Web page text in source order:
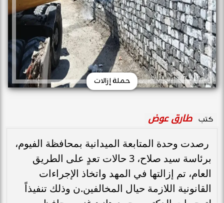
حملة إزالات
كتب طارق عوض
​ رصدت وحدة المتابعة الميدانية بمحافظة الفيوم،
برئاسة سيد صلاح، 3 حالات تعدٍ على الطريق
العام، تم إزالتها في المهد واتخاذ الإجراءات
القانونية اللازمة حيال المخالفين.ن وذلك تنفيذاً